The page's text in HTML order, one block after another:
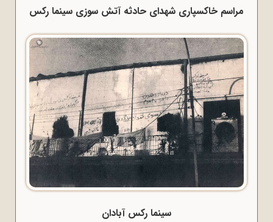
مراسم خاکسپاری شهدای حادثه آتش سوزی سینما رکس
سینما رکس آبادان